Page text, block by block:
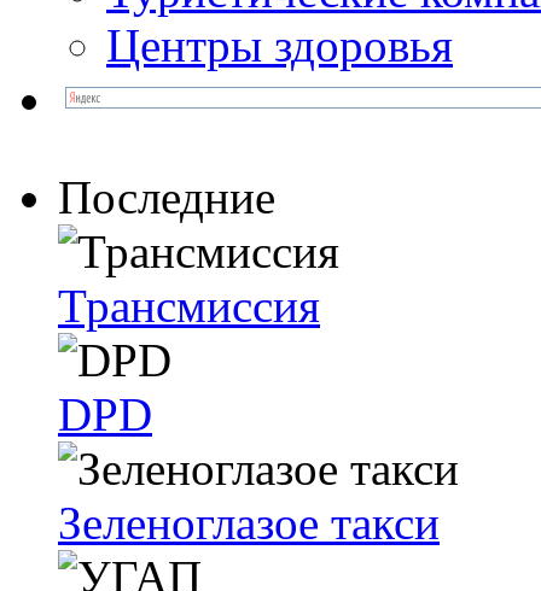
Центры здоровья
Последние
Трансмиссия
DPD
Зеленоглазое такси